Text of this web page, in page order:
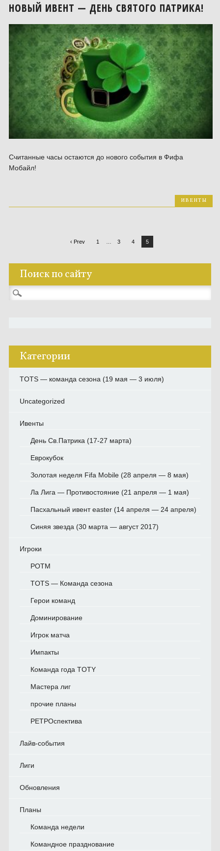
НОВЫЙ ИВЕНТ — ДЕНЬ СВЯТОГО ПАТРИКА!
Считанные часы остаются до нового события в Фифа
Мобайл!
ИВЕНТЫ
‹ Prev 1 3 4 5
Поиск по сайту
Найти:
Категории
TOTS — команда сезона (19 мая — 3 июля)
Uncategorized
Ивенты
День Св.Патрика (17-27 марта)
Еврокубок
Золотая неделя Fifa Mobile (28 апреля — 8 мая)
Ла Лига — Противостояние (21 апреля — 1 мая)
Пасхальный ивент easter (14 апреля — 24 апреля)
Синяя звезда (30 марта — август 2017)
Игроки
POTM
TOTS — Команда сезона
Герои команд
Доминирование
Игрок матча
Импакты
Команда года TOTY
Мастера лиг
прочие планы
РЕТРОспектива
Лайв-события
Лиги
Обновления
Планы
Команда недели
Командное празднование